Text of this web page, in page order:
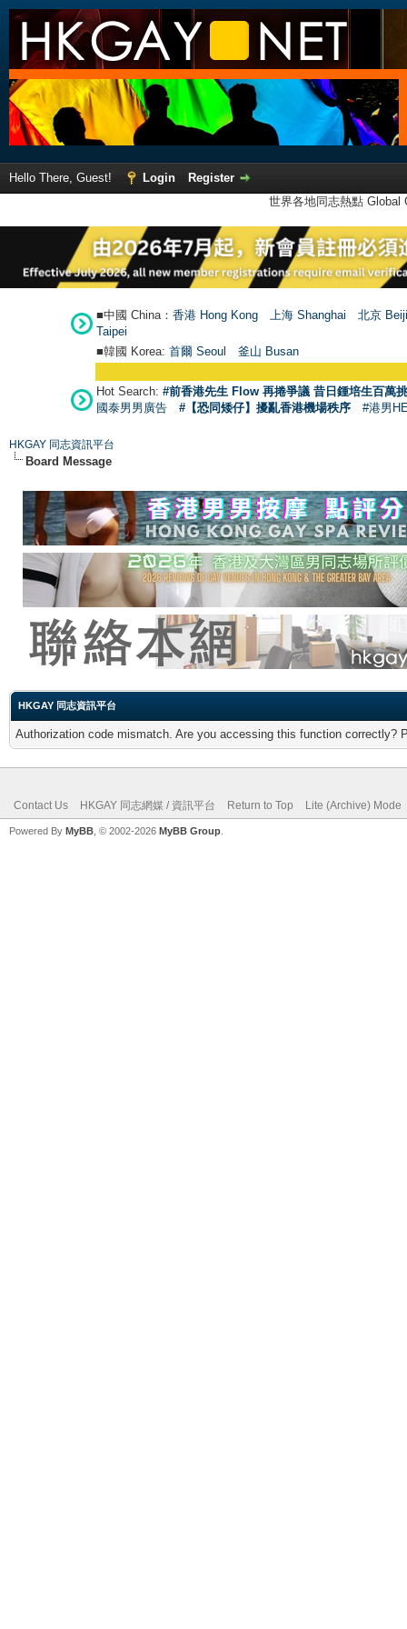
Hello There, Guest! Login
Register
世界各地同志熱點
■中國 China： 香港 Hong Kong 上海 Shanghai
北京
Taipei
■韓國 Korea: 首爾 Seoul 釜山 Busan
Hot Search: #前香港先生 Flow 再捲爭議 昔日鍾培生百萬
國泰男男廣告
#【恐同矮仔】擾亂香港機場秩序 #港男
HKGAY 同志資訊平台
Board Message
HKGAY 同志資訊平台
Authorization code mismatch. Are you accessing this function correctly?
Contact Us HKGAY 同志網媒 / 資訊平台 Return to Top Lite (Archive) Mode
Powered By MyBB , © 2002-2026 MyBB Group